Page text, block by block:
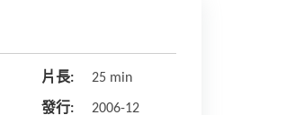
片長: 25 min
發行: 2006-12